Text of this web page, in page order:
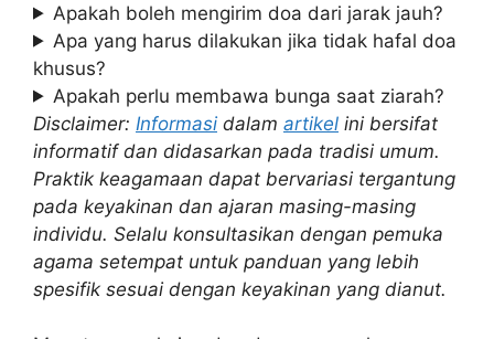
Apakah boleh mengirim doa dari jarak jauh?
Apa yang harus dilakukan jika tidak hafal doa
khusus?
Apakah perlu membawa bunga saat ziarah?
Disclaimer: Informasi dalam artikel ini bersifat
informatif dan didasarkan pada tradisi umum.
Praktik keagamaan dapat bervariasi tergantung
pada keyakinan dan ajaran masing-masing
individu. Selalu konsultasikan dengan pemuka
agama setempat untuk panduan yang lebih
spesifik sesuai dengan keyakinan yang dianut.